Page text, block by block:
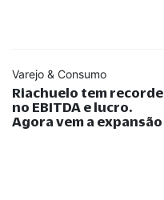
Varejo & Consumo
Riachuelo tem recorde
no EBITDA e lucro.
Agora vem a expansão